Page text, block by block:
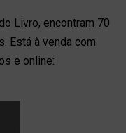
Livro, encontram 70
Está à venda com
e online: